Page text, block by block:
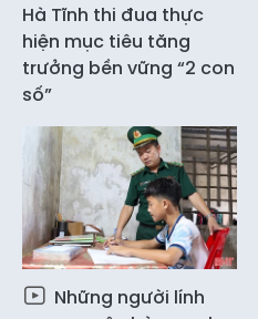
Hà Tĩnh thi đua thực
hiện mục tiêu tăng
trưởng bền vững “2 con
số”
Những người lính